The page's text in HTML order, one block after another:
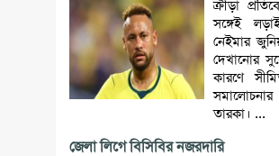
ক্রীড়া
সঙ্গেই
নেইমার
দেখানোর
কারণে
তারকা। ...
জেলা লিগে বিসিবির নজরদারি